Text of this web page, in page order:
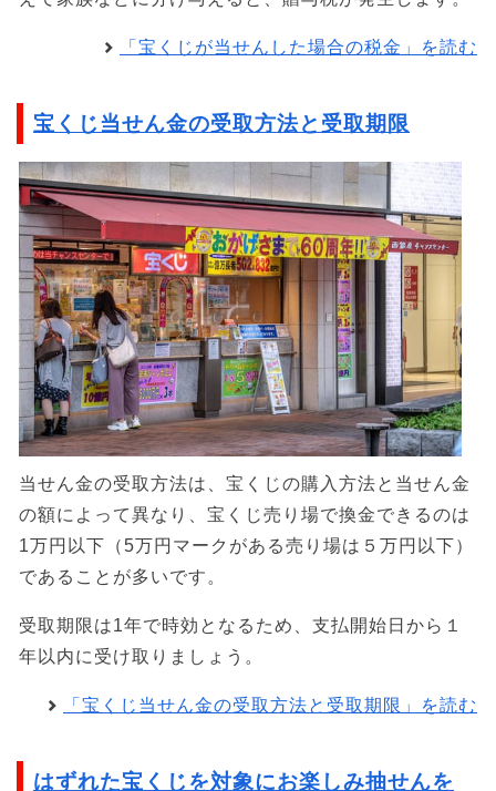
「宝くじが当せんした場合の税金」を読む
宝くじ当せん金の受取方法と受取期限
当せん金の受取方法は、宝くじの購入方法と当せん金
の額によって異なり、宝くじ売り場で換金できるのは
1万円以下（5万円マークがある売り場は５万円以下）
であることが多いです。
受取期限は1年で時効となるため、支払開始日から１
年以内に受け取りましょう。
「宝くじ当せん金の受取方法と受取期限」を読む
はずれた宝くじを対象にお楽しみ抽せんを